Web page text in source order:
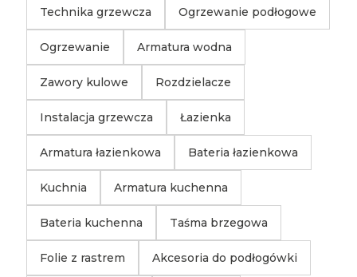
Technika grzewcza Ogrzewanie podłogowe
Ogrzewanie Armatura wodna
Zawory kulowe Rozdzielacze
Instalacja grzewcza Łazienka
Armatura łazienkowa Bateria łazienkowa
Kuchnia Armatura kuchenna
Bateria kuchenna Taśma brzegowa
Folie z rastrem Akcesoria do podłogówki